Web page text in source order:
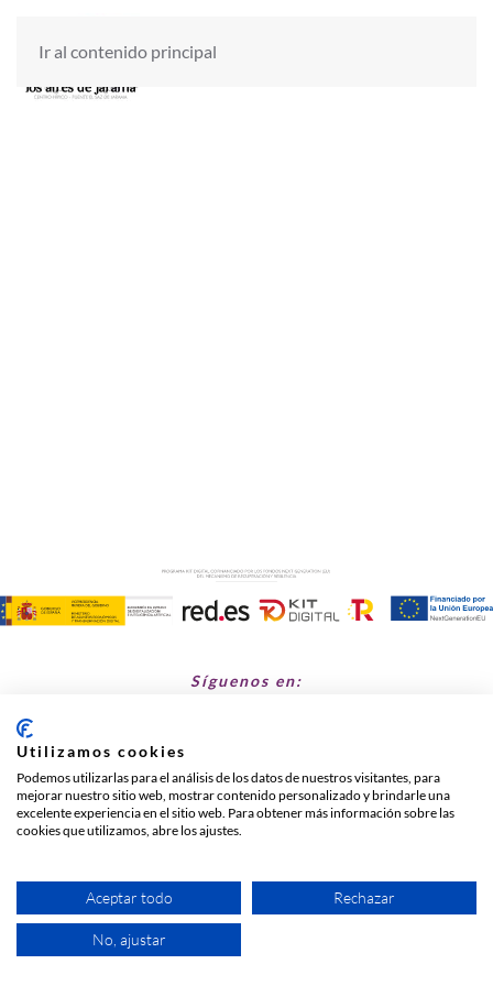
Ir al contenido principal
Síguenos en:
Cañada de Barco Viejo s/n, Fuente el Saz de Jarama
630 740 030
hipicalosairesdejarama@gmail.com
Aviso Legal|Política de Cookies
Utilizamos cookies
Podemos utilizarlas para el análisis de los datos de nuestros visitantes, para
mejorar nuestro sitio web, mostrar contenido personalizado y brindarle una
excelente experiencia en el sitio web. Para obtener más información sobre las
cookies que utilizamos, abre los ajustes.
Aceptar todo Rechazar
No, ajustar